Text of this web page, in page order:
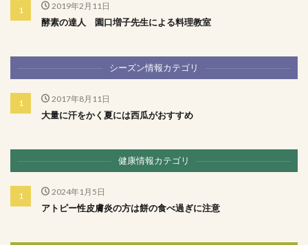
2019年2月11日
酵素の達人 園口増子先生による料理教室
シーズン情報カテゴリ
2017年8月11日
大量に汗をかく夏には西瓜がおすすめ
健康情報カテゴリ
2024年1月5日
アトピー性皮膚炎の方は餅の食べ過ぎに注意